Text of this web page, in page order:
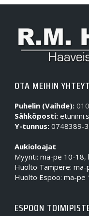
OTA MEIHIN
Puhelin (Vaihde):
Sähköposti:
Y-tunnus: 0748389-3
Aukioloajat
Myynti: ma-pe 10-18,
Huolto Tampere:
Huolto Espoo: ma-pe
ESPOON